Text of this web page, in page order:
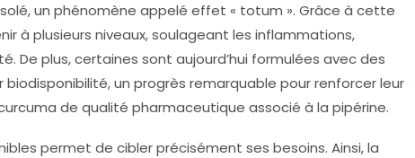
un phénomène appelé effet « totum ». Grâce à cette
à plusieurs niveaux, soulageant les inflammations,
De plus, certaines sont aujourd’hui formulées avec des
un progrès remarquable pour renforcer leur
de qualité pharmaceutique associé à la pipérine.
permet de cibler précisément ses besoins. Ainsi, la